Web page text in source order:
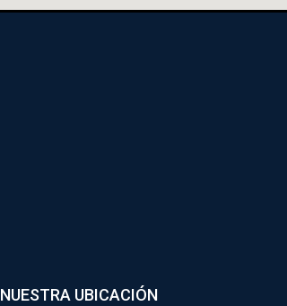
NUESTRA UBICACIÓN